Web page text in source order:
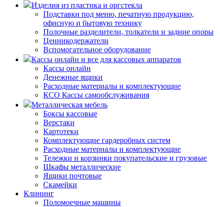
Изделия из пластика и оргстекла
Подставки под меню, печатную продукцию,
офисную и бытовую технику
Полочные разделители, толкатели и задние опоры
Ценникодержатели
Вспомогательное оборудование
Кассы онлайн и все для кассовых аппаратов
Кассы онлайн
Денежные ящики
Расходные материалы и комплектующие
КСО Кассы самообслуживания
Металлическая мебель
Боксы кассовые
Верстаки
Картотеки
Комплектующие гардеробных систем
Расходные материалы и комплектующие
Тележки и корзинки покупательские и грузовые
Шкафы металлические
Ящики почтовые
Скамейки
Клининг
Поломоечные машины